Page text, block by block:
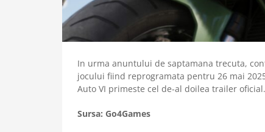
In urma anuntului de saptamana trecuta,
jocului fiind reprogramata pentru 26 mai
Auto VI primeste cel de-al doilea trailer
Sursa: Go4Games